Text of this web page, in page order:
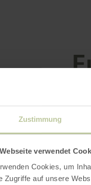
Zustimmung
verwendet
Cookies, um
Zugriffe auf unsere
Features